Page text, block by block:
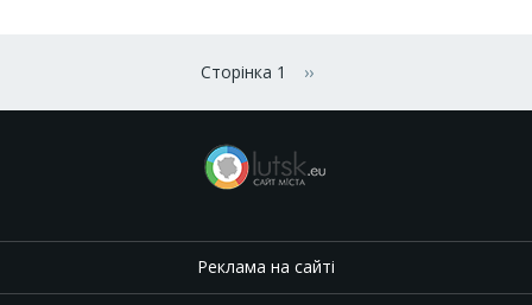
Сторінка 1 Наступна сторінка
››
Реклама на сайті